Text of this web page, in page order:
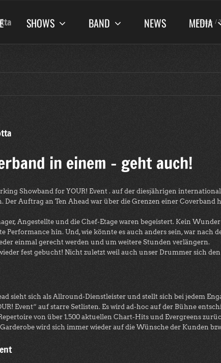
SHOWS BAND NEWS MEDIA
Home
in einem – geht auch!
Showband for YOUR! Event . auf der diesjährigen
Auftrag an Ten Ahead war über die Grenzen einer Coverband
Angestellte und die Chef-Etage waren begeistert. Kein
hin. Und, wie könnte es auch anders sein, war nach
einmal gerecht werden und um weitere Stunden verlängern.
fest gebucht! Nicht zuletzt weil auch unser Drummer sich
sieht sich als Allround-Dienstleister und stellt sich bei jedem
Event“ auf starre Setlisten. Es wird ad-hoc auf der Bühne
von über 1.500 aktuellen Chart-Hits und Evergreens
wird sich immer wieder auf die Wünsche der Kunden